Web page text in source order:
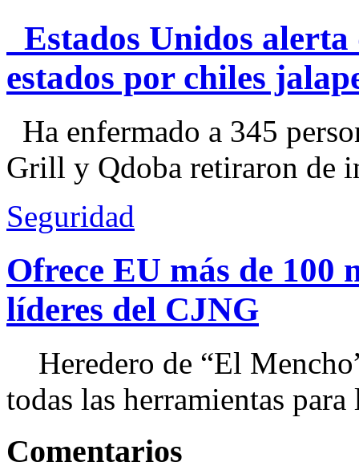
Estados Unidos alerta
estados por chiles
Ha enfermado a 345
Grill y Qdoba retiraron de
Seguridad
Ofrece EU más de 100
líderes del CJNG
Heredero de “El
todas las herramientas
Comentarios